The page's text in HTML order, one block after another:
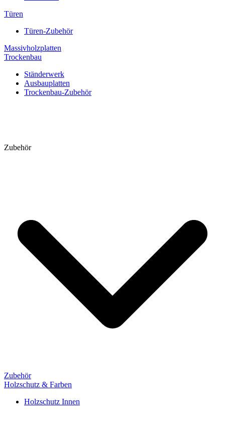
Türen
Türen-Zubehör
Massivholzplatten
Trockenbau
Ständerwerk
Ausbauplatten
Trockenbau-Zubehör
Zubehör
Zubehör
Holzschutz & Farben
Holzschutz Innen